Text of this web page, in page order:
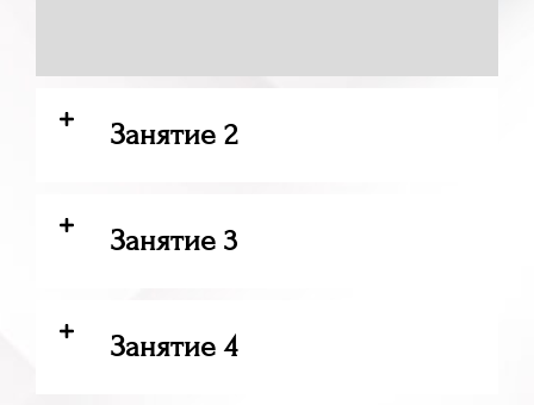
Занятие 2
Занятие 3
Занятие 4